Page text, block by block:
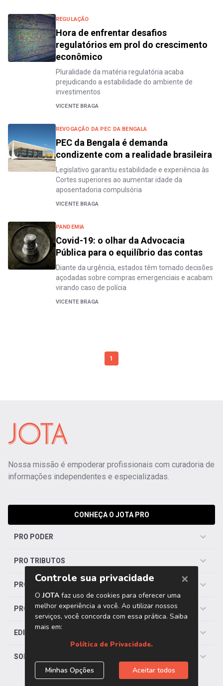
REGULAÇÃO
Hora de enfrentar desafios
regulatórios em prol do crescimento
econômico
Pluralidade da matéria regulatória acaba
prejudicando a estabilidade do ambiente de
investimentos
VICENTE BRAGA
REVOGAÇÃO DA PEC DA BENGALA
PEC da Bengala é demanda
condizente com a realidade brasileira
Legislativo garantiu estabilidade e experiência às
Cortes superiores ao aumentar idade da
aposentadoria compulsória
VICENTE BRAGA
PANDEMIA
Covid-19: o olhar da Advocacia
Pública para o equilíbrio das contas
Diante da urgência, estados têm tomado decisões
açodadas sobre compras emergenciais e acabam
virando caso de polícia
VICENTE BRAGA
1
Nossa missão é empoderar profissionais com curadoria de
informações independentes e especializadas.
CONHEÇA O JOTA PRO
PRO PODER
PRO TRIBUTOS
PRO TRABALHISTA
PRO SAÚDE
EDITORIAS
SOBRE O JOTA